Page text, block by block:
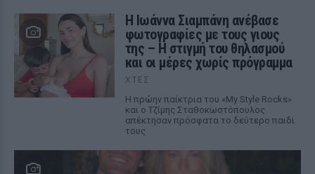
H Ιωάννα Σιαμπάνη ανέβασε
φωτογραφίες με τους γιους
της – Η στιγμή του θηλασμού
και οι μέρες χωρίς πρόγραμμα
ΧΤΕΣ
Η πρώην παίκτρια του «My Style Rocks»
και ο Τζίμης Σταθοκωστόπουλος
απέκτησαν πρόσφατα το δεύτερο παιδί
τους